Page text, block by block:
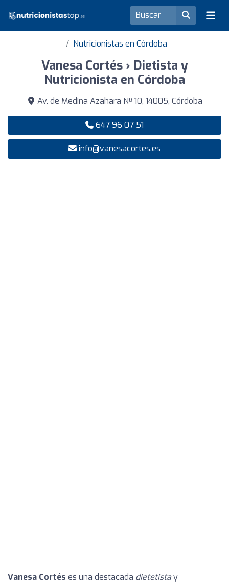
Nutricionistas en Córdoba
Vanesa Cortés › Dietista y
Nutricionista en Córdoba
Av. de Medina Azahara Nº 10, 14005, Córdoba
647 96 07 51
info@vanesacortes.es
Vanesa Cortés es una destacada dietetistay